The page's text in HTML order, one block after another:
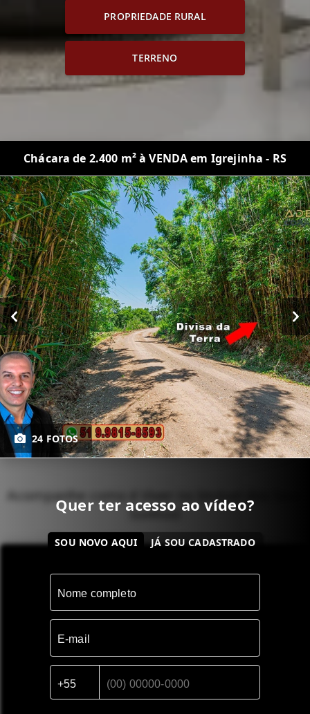
PROPRIEDADE RURAL
TERRENO
Chácara de 2.400 m² à VENDA em Igrejinha - RS
24 FOTOS
Quer ter acesso ao vídeo?
SOU NOVO AQUI JÁ SOU CADASTRADO
Acompanhe como é Viver no Imóvel dos Seus
Sonhos!